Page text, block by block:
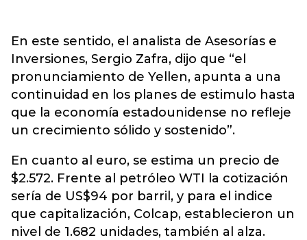
En este sentido, el analista de Asesorías e
Inversiones, Sergio Zafra, dijo que “el
pronunciamiento de Yellen, apunta a una
continuidad en los planes de estimulo hasta
que la economía estadounidense no refleje
un crecimiento sólido y sostenido”.
En cuanto al euro, se estima un precio de
$2.572. Frente al petróleo WTI la cotización
sería de US$94 por barril, y para el indice
que capitalización, Colcap, establecieron un
nivel de 1.682 unidades, también al alza.